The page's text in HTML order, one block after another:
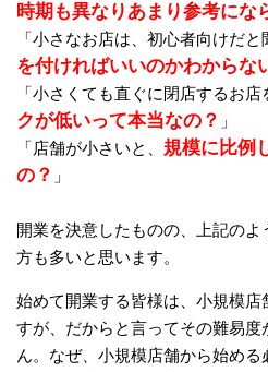
時期も異なりあまり参考にな
「小さなお店は、初心者向けだと
を付ければいいのかわからな
「小さくても直ぐに閉店するお店
クが低いって本当なの？ 」
「店舗が小さいと、 規模に比例
の？ 」
開業を決意したものの、上記の
方も多いと思います。
始めて開業する皆様は、小規模
すが、だからと言ってその難易
ん。なぜ、小規模店舗から始め